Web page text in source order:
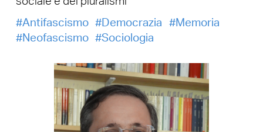
Antifascismo
Democrazia
Memoria
Neofascismo
Sociologia